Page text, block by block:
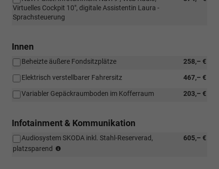
Virtuelles Cockpit 10", digitale Assistentin Laura -
Sprachsteuerung
Innen
258,– €
Beheizte äußere Fondsitzplätze
467,– €
Elektrisch verstellbarer Fahrersitz
203,– €
Variabler Gepäckraumboden im Kofferraum
Infotainment & Kommunikation
605,– €
Audiosystem SKODA inkl. Stahl-Reserverad,
platzsparend